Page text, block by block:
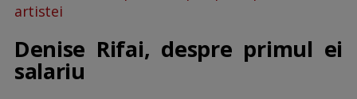
artistei
Denise Rifai, despre primul ei
salariu